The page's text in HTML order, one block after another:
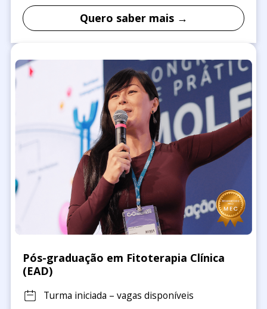
Quero saber mais →
Pós-graduação em Fitoterapia Clínica
(EAD)
Turma iniciada – vagas disponíveis